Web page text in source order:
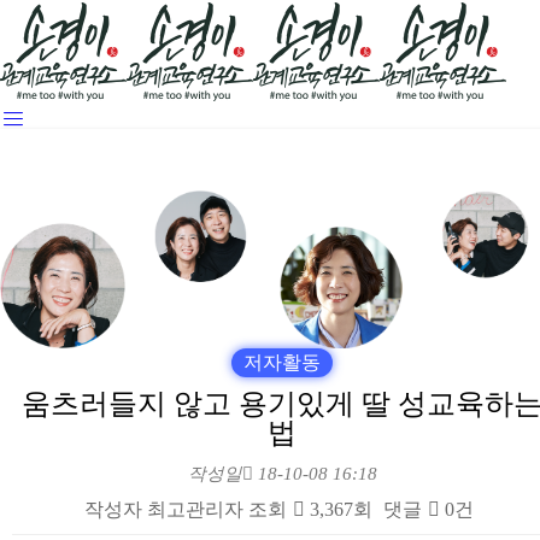
저자활동
움츠러들지 않고 용기있게 딸 성교육하
법
작성일 18-10-08 16:18
작성자 최고관리자 조회 3,367회 댓글 0건